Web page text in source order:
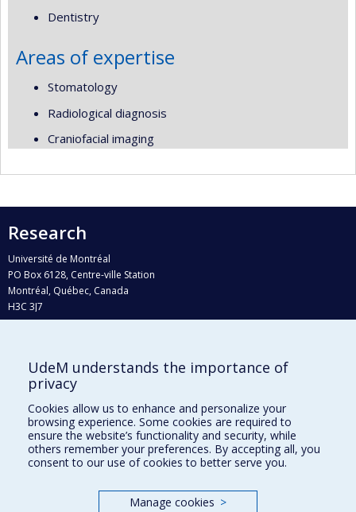
Dentistry
Areas of expertise
Stomatology
Radiological diagnosis
Craniofacial imaging
Research
Université de Montréal
PO Box 6128, Centre-ville Station
Montréal, Québec, Canada
H3C 3J7
Who does what?
Find us
Site map
Accessibility
UdeM understands the importance of
privacy
Cookies allow us to enhance and personalize your
browsing experience. Some cookies are required to
ensure the website’s functionality and security, while
others remember your preferences. By accepting all, you
consent to our use of cookies to better serve you.
Manage cookies >